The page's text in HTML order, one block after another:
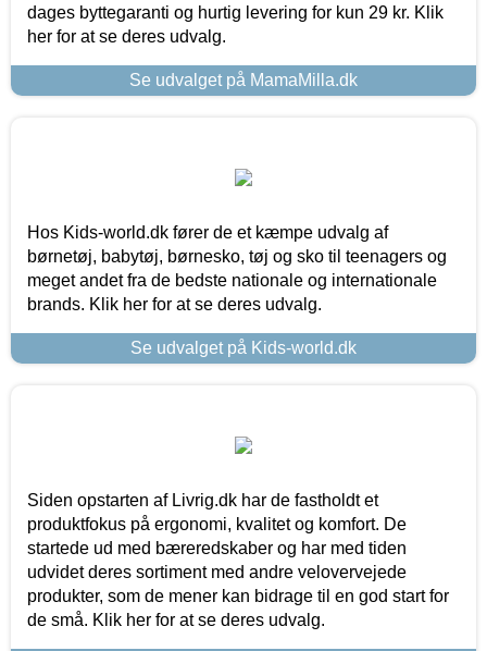
dages byttegaranti og hurtig levering for kun 29 kr. Klik
her for at se deres udvalg.
Se udvalget på MamaMilla.dk
Hos Kids-world.dk fører de et kæmpe udvalg af
børnetøj, babytøj, børnesko, tøj og sko til teenagers og
meget andet fra de bedste nationale og internationale
brands. Klik her for at se deres udvalg.
Se udvalget på Kids-world.dk
Siden opstarten af Livrig.dk har de fastholdt et
produktfokus på ergonomi, kvalitet og komfort. De
startede ud med bæreredskaber og har med tiden
udvidet deres sortiment med andre velovervejede
produkter, som de mener kan bidrage til en god start for
de små. Klik her for at se deres udvalg.